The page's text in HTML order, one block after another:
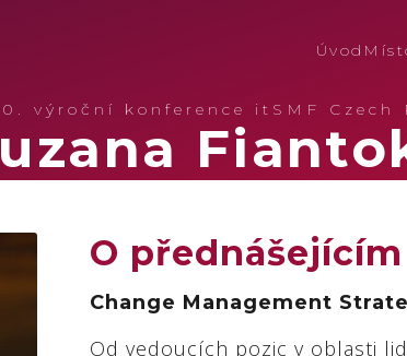
Úvod
výroční konference itSMF Czech
O přednášejícím
Change Management
Od vedoucích pozic v oblasti